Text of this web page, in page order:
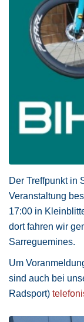
Der Treffpunkt in
Veranstaltung
17:00 in
dort fahren wir
Sarreguemines.
Um
sind auch bei
Radsport)